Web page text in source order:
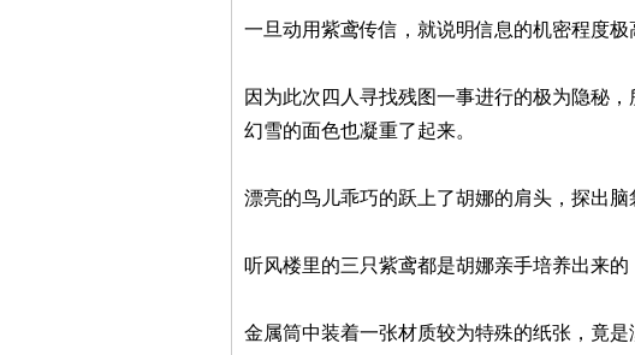
一旦动用紫鸢传信，就说明信息的机密程度极
因为此次四人寻找残图一事进行的极为隐秘
幻雪的面色也凝重了起来。
漂亮的鸟儿乖巧的跃上了胡娜的肩头，探出
听风楼里的三只紫鸢都是胡娜亲手培养出来
金属筒中装着一张材质较为特殊的纸张，竟